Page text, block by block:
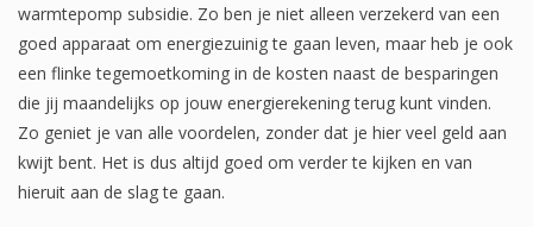
warmtepomp subsidie. Zo ben je niet alleen verzekerd van een
goed apparaat om energiezuinig te gaan leven, maar heb je ook
een flinke tegemoetkoming in de kosten naast de besparingen
die jij maandelijks op jouw energierekening terug kunt vinden.
Zo geniet je van alle voordelen, zonder dat je hier veel geld aan
kwijt bent. Het is dus altijd goed om verder te kijken en van
hieruit aan de slag te gaan.